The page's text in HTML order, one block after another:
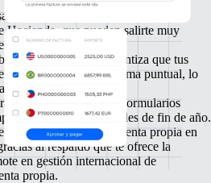
de errores de clasificación errónea
Hacienda, que pueden salirte muy
riesgo legal.
de facturas y garantiza que tus
propia cobren de forma puntual, lo
y la retención.
y distribución de formularios
los informes fiscales de fin de año.
con trabajadores por cuenta propia en
al respaldo que te ofrece la
en gestión internacional de
propia.